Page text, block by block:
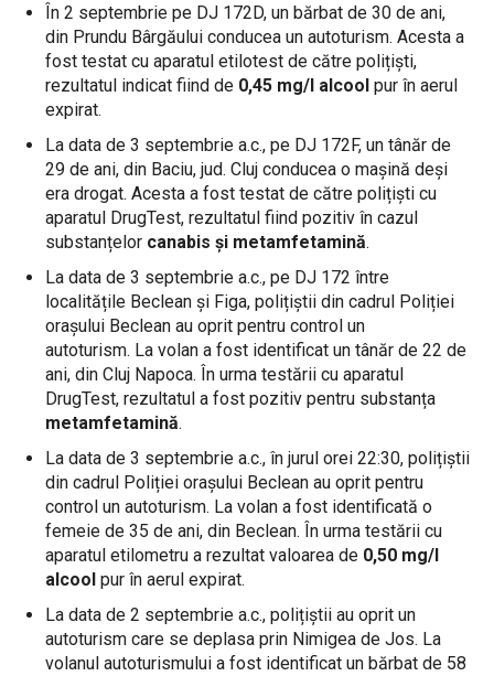
În 2 septembrie pe DJ 172D, un bărbat de 30 de ani,
din Prundu Bârgăului conducea un autoturism. Acesta a
fost testat cu aparatul etilotest de către polițiști,
rezultatul indicat fiind de 0,45 mg/l alcool pur în aerul
expirat.
La data de 3 septembrie a.c., pe DJ 172F, un tânăr de
29 de ani, din Baciu, jud. Cluj conducea o mașină deși
era drogat. Acesta a fost testat de către polițiști cu
aparatul DrugTest, rezultatul fiind pozitiv în cazul
substanțelor canabis și metamfetamină.
La data de 3 septembrie a.c., pe DJ 172 între
localitățile Beclean și Figa, polițiștii din cadrul Poliției
orașului Beclean au oprit pentru control un
autoturism. La volan a fost identificat un tânăr de 22 de
ani, din Cluj Napoca. În urma testării cu aparatul
DrugTest, rezultatul a fost pozitiv pentru substanța
metamfetamină.
La data de 3 septembrie a.c., în jurul orei 22:30, polițiștii
din cadrul Poliției orașului Beclean au oprit pentru
control un autoturism. La volan a fost identificată o
femeie de 35 de ani, din Beclean. În urma testării cu
aparatul etilometru a rezultat valoarea de 0,50 mg/l
alcool pur în aerul expirat.
La data de 2 septembrie a.c., polițiștii au oprit un
autoturism care se deplasa prin Nimigea de Jos. La
volanul autoturismului a fost identificat un bărbat de 58